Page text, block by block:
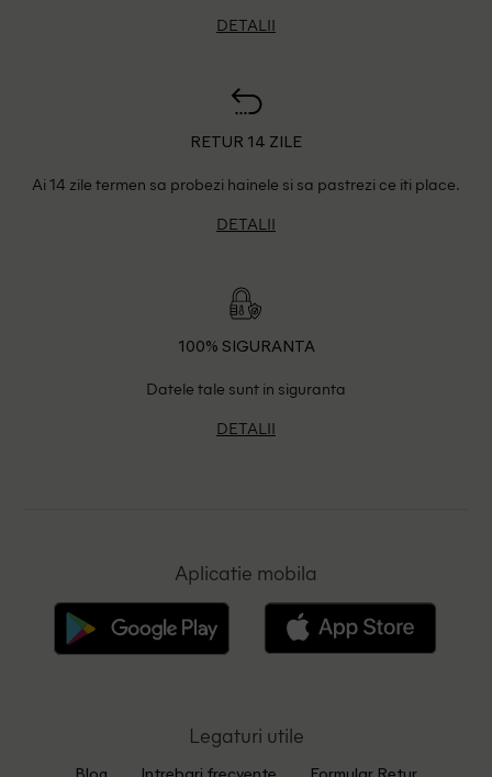
DETALII
RETUR 14 ZILE
Ai 14 zile termen sa probezi hainele si sa pastrezi ce iti place.
DETALII
100% SIGURANTA
Datele tale sunt in siguranta
DETALII
Aplicatie mobila
Legaturi utile